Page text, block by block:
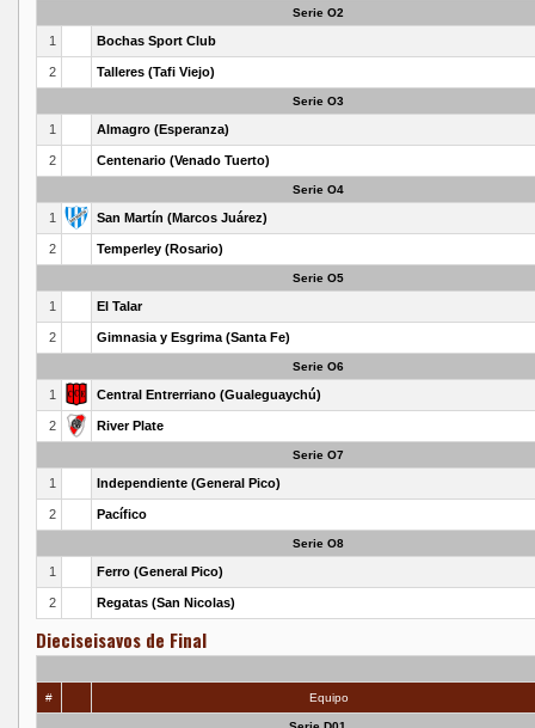
Serie O2
1 Bochas Sport Club
2 Talleres (Tafi Viejo)
Serie O3
1 Almagro (Esperanza)
2 Centenario (Venado Tuerto)
Serie O4
1 San Martín (Marcos Juárez)
2 Temperley (Rosario)
Serie O5
1 El Talar
2 Gimnasia y Esgrima (Santa Fe)
Serie O6
1 Central Entrerriano (Gualeguaychú)
2 River Plate
Serie O7
1 Independiente (General Pico)
2 Pacífico
Serie O8
1 Ferro (General Pico)
2 Regatas (San Nicolas)
Dieciseisavos de Final
# Equipo